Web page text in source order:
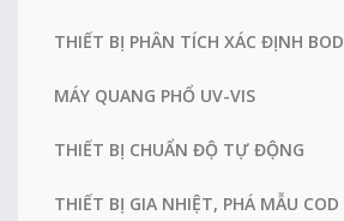
THIẾT BỊ PHÂN TÍCH XÁC ĐỊNH BOD
MÁY QUANG PHỔ UV-VIS
THIẾT BỊ CHUẨN ĐỘ TỰ ĐỘNG
THIẾT BỊ GIA NHIỆT, PHÁ MẪU COD